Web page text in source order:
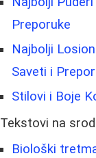
Preporuke
Najbolji
Saveti i
Stilovi i Boje
Tekstovi na
Biološki